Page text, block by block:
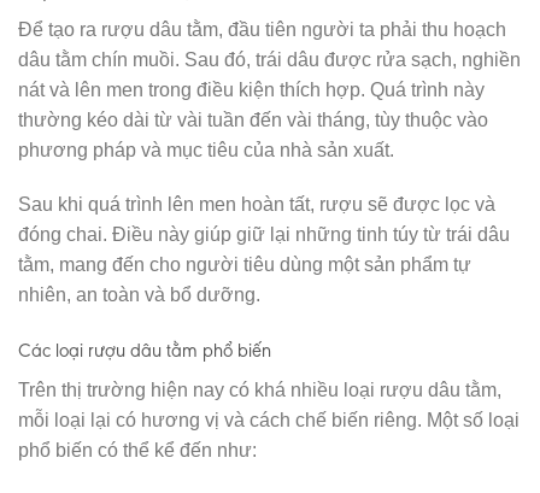
Để tạo ra rượu dâu tằm, đầu tiên người ta phải thu hoạch
dâu tằm chín muồi. Sau đó, trái dâu được rửa sạch, nghiền
nát và lên men trong điều kiện thích hợp. Quá trình này
thường kéo dài từ vài tuần đến vài tháng, tùy thuộc vào
phương pháp và mục tiêu của nhà sản xuất.
Sau khi quá trình lên men hoàn tất, rượu sẽ được lọc và
đóng chai. Điều này giúp giữ lại những tinh túy từ trái dâu
tằm, mang đến cho người tiêu dùng một sản phẩm tự
nhiên, an toàn và bổ dưỡng.
Các loại rượu dâu tằm phổ biến
Trên thị trường hiện nay có khá nhiều loại rượu dâu tằm,
mỗi loại lại có hương vị và cách chế biến riêng. Một số loại
phổ biến có thể kể đến như: